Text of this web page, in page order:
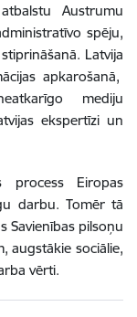
Austrumu
spēju,
Latvija
apkarošanā,
mediju
ekspertīzi un
process Eiropas
darbu. Tomēr tā
Savienības pilsoņu
augstākie sociālie,
vērti.